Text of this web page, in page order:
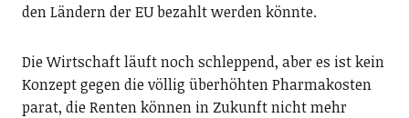
den Ländern der EU bezahlt werden könnte.
Die Wirtschaft läuft noch schleppend, aber es ist kein
Konzept gegen die völlig überhöhten Pharmakosten
parat, die Renten können in Zukunft nicht mehr